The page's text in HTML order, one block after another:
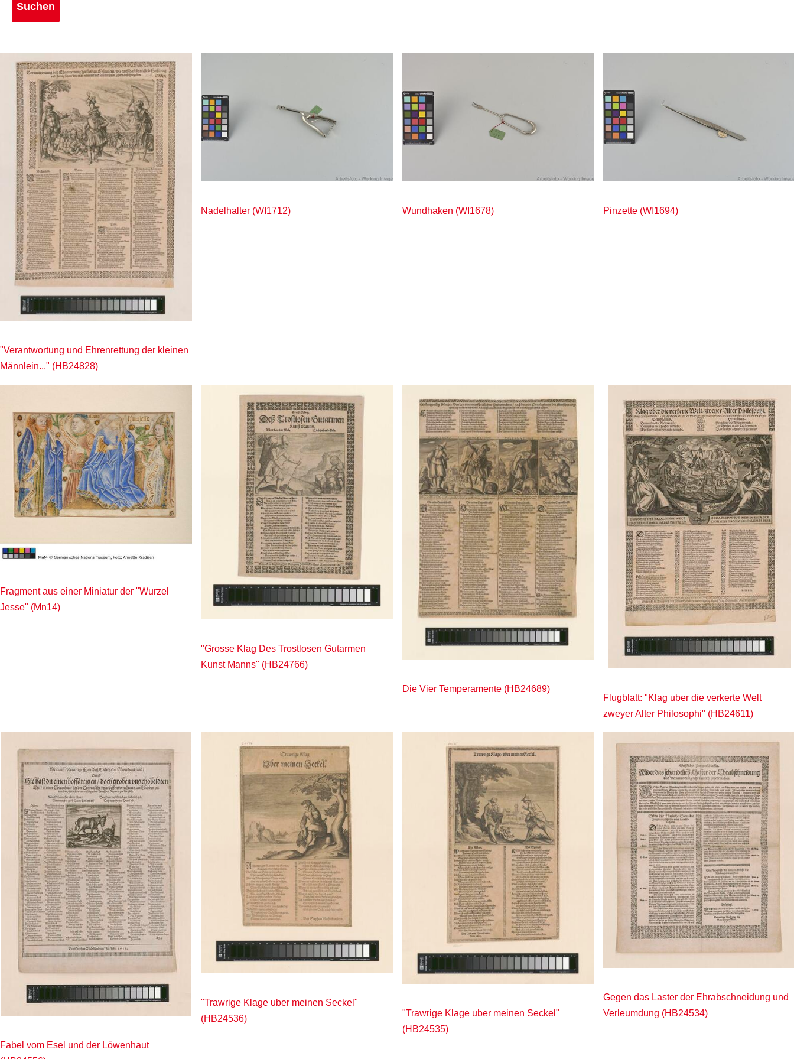
"Verantwortung und Ehrenrettung der kleinen
Männlein..." (HB24828)
Nadelhalter (WI1712) Wundhaken (WI1678) Pinzette (WI1694)
Fragment aus einer Miniatur der "Wurzel
Jesse" (Mn14)
"Grosse Klag Des Trostlosen Gutarmen
Kunst Manns" (HB24766)
Die Vier Temperamente (HB24689)
Flugblatt: "Klag uber die verkerte Welt
zweyer Alter Philosophi" (HB24611)
Fabel vom Esel und der Löwenhaut
"Trawrige Klage uber meinen Seckel"
(HB24536)
"Trawrige Klage uber meinen Seckel"
(HB24535)
Gegen das Laster der Ehrabschneidung und
Verleumdung (HB24534)